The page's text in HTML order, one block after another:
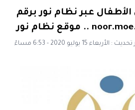
عبر نظام نور برقم
: الأربعاء 15 يوليو 2020 - 6:53 مساءً